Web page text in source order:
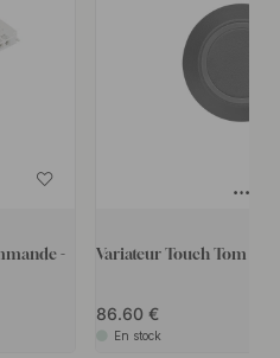
-
Variateur Touch Tom D-
86.60
En stock